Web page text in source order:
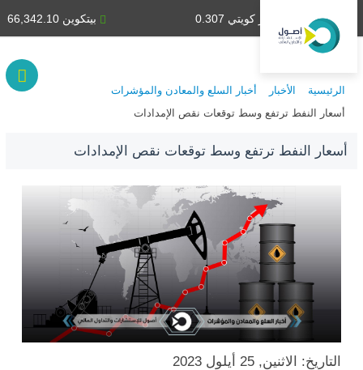
بيتكوين 66,342.10 دينار كويتي 0.307
الرئيسية الأخبار أخبار السلع والمعادن والمؤشرات
أسعار النفط ترتفع وسط توقعات نقص الإمدادات
أسعار النفط ترتفع وسط توقعات نقص الإمدادات
التاريخ: الاثنين, 25 أيلول 2023